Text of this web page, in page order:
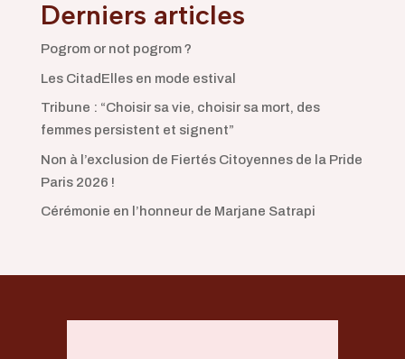
Derniers articles
Pogrom or not pogrom ?
Les CitadElles en mode estival
Tribune : “Choisir sa vie, choisir sa mort, des
femmes persistent et signent”
Non à l’exclusion de Fiertés Citoyennes de la Pride
Paris 2026 !
Cérémonie en l’honneur de Marjane Satrapi